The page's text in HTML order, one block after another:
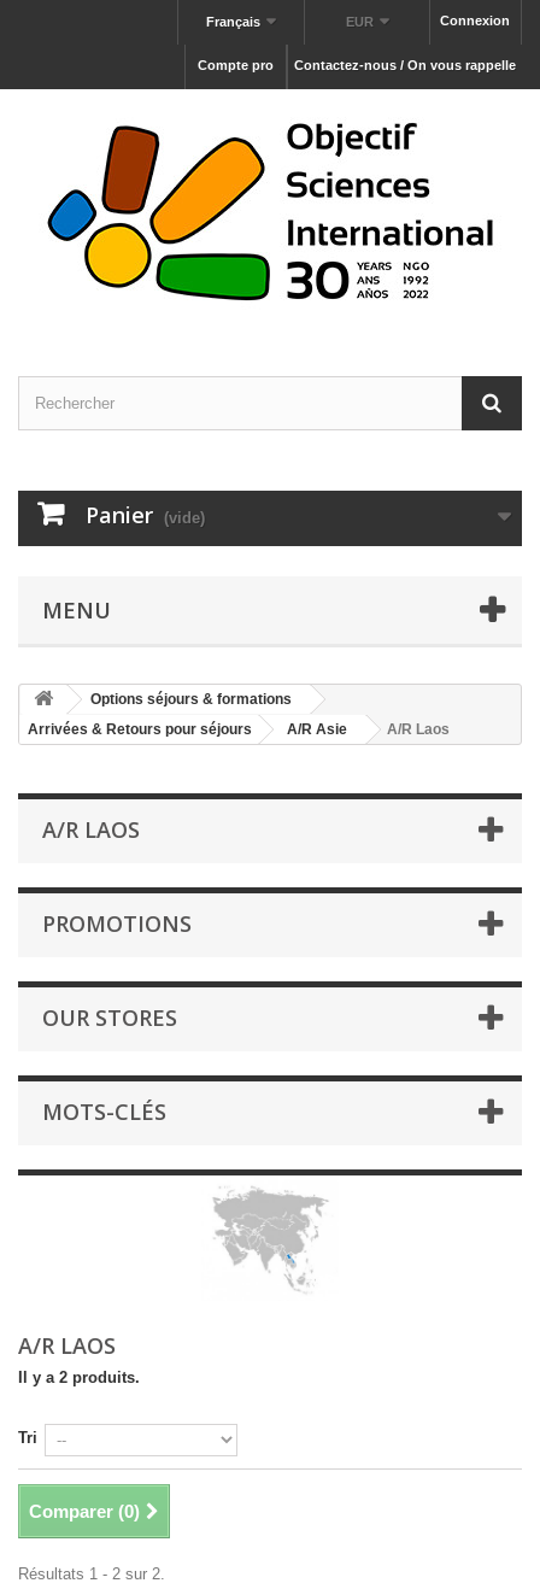
Connexion
EUR
Français
Contactez-nous / On vous rappelle
Compte pro
Panier (vide)
MENU
Options séjours & formations
Arrivées & Retours pour séjours
A/R Asie A/R Laos
A/R LAOS
PROMOTIONS
OUR STORES
MOTS-CLÉS
A/R LAOS
Il y a 2 produits.
Tri
Comparer (0)
Résultats 1 - 2 sur 2.